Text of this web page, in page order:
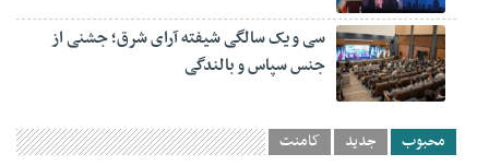
سی و یک سالگی شیفته آرای شرق؛ جشنی از
جنس سپاس و بالندگی
محبوب جدید کامنت